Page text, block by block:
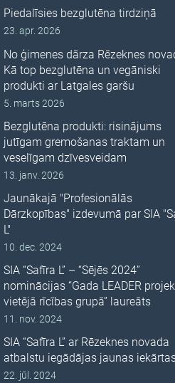
Piedalīsies bezglutēna tirdziņā
23. apr. 2026
No ģimenes dārza Rēzeknes
Kā top bezglutēna un vegāniski
produkti ar Latgales garšu
5. marts 2026
Bezglutēna produkti: risinājums
jutīgam gremošanas traktam un
veselīgam dzīvesveidam
13. janv. 2026
Jaunākajā "Profesionālās
Dārzkopības" izdevumā par SIA
L"
10. dec. 2024
SIA “Safīra L” – “Sējēs 2024”
nominācijas “Gada LEADER
vietējā rīcības grupā” laureāts
11. nov. 2024
SIA “Safīra L” ar Rēzeknes novada
atbalstu iegādājas jaunas
22. jūl. 2024